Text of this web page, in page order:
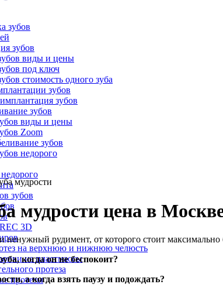
зубов
зубов
виды и цены
под ключ
стоимость одного зуба
зубов
зубов
зубов
виды и цены
Zoom
зубов
недорого
зубов
3D
на верхнюю и нижнюю челюсть
из пластмассы
протеза
протезы
мудрости
мудрости цена в
ненужный рудимент, от которого стоит максимально
когда он не беспокоит?
а когда взять паузу и подождать?